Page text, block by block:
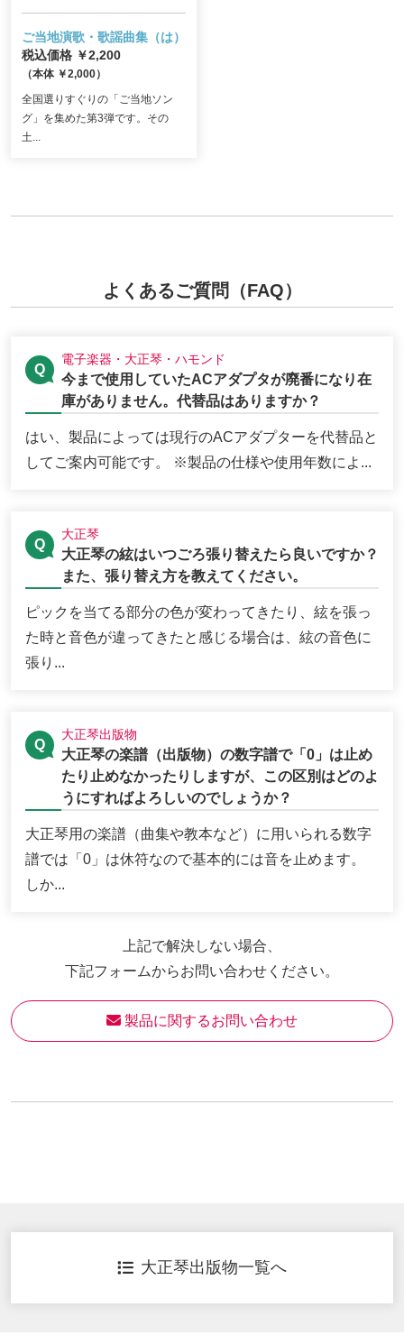
ご当地演歌・歌謡曲集（は）
税込価格 ￥2,200
（本体 ￥2,000）
全国選りすぐりの「ご当地ソン
グ」を集めた第3弾です。その
土...
よくあるご質問（FAQ）
電子楽器・大正琴・ハモンド
今まで使用していたACアダプタが廃番になり在
庫がありません。代替品はありますか？
はい、製品によっては現行のACアダプターを代替品と
してご案内可能です。 ※製品の仕様や使用年数によ...
大正琴
大正琴の絃はいつごろ張り替えたら良いですか？
また、張り替え方を教えてください。
ピックを当てる部分の色が変わってきたり、絃を張っ
た時と音色が違ってきたと感じる場合は、絃の音色に
張り...
大正琴出版物
大正琴の楽譜（出版物）の数字譜で「0」は止め
たり止めなかったりしますが、この区別はどのよ
うにすればよろしいのでしょうか？
大正琴用の楽譜（曲集や教本など）に用いられる数字
譜では「0」は休符なので基本的には音を止めます。
しか...
上記で解決しない場合、
下記フォームからお問い合わせください。
製品に関するお問い合わせ
大正琴出版物一覧へ